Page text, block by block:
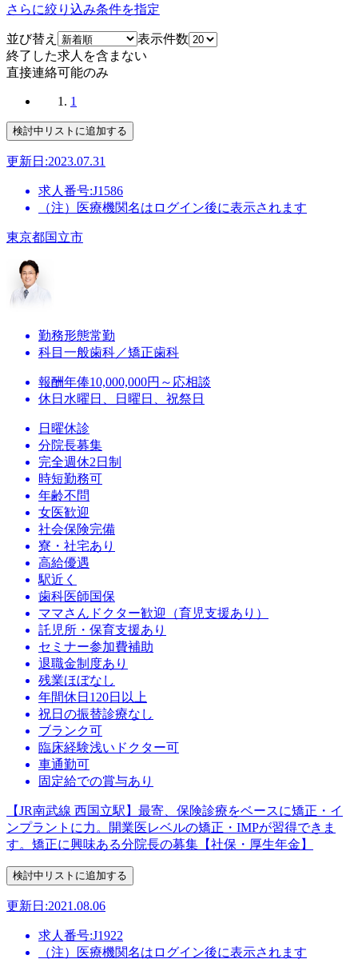
さらに絞り込み条件を指定
並び替え
表示件数
終了した求人を含まない
直接連絡可能のみ
1
更新日:2023.07.31
求人番号:J1586
（注）医療機関名はログイン後に表示されます
東京都国立市
勤務形態常勤
科目 一般歯科／矯正歯科
報酬年俸10,000,000円～応相談
休日 水曜日、日曜日、祝祭日
日曜休診
分院長募集
完全週休2日制
時短勤務可
年齢不問
女医歓迎
社会保険完備
寮・社宅あり
高給優遇
駅近く
歯科医師国保
ママさんドクター歓迎（育児支援あり）
託児所・保育支援あり
セミナー参加費補助
退職金制度あり
残業ほぼなし
年間休日120日以上
祝日の振替診療なし
ブランク可
臨床経験浅いドクター可
車通勤可
固定給での賞与あり
【JR南武線 西国立駅】最寄、保険診療をベースに矯正・イ
ンプラントに力。開業医レベルの矯正・IMPが習得できま
す。矯正に興味ある分院長の募集【社保・厚生年金】
更新日:2021.08.06
求人番号:J1922
（注）医療機関名はログイン後に表示されます